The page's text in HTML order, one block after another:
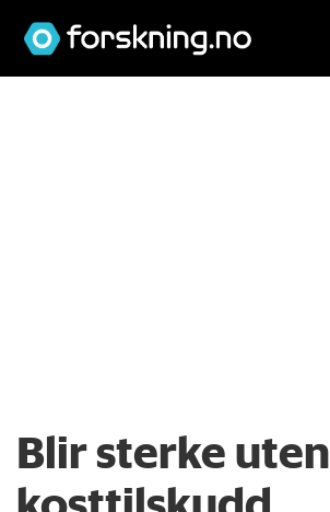
Blir sterke uten